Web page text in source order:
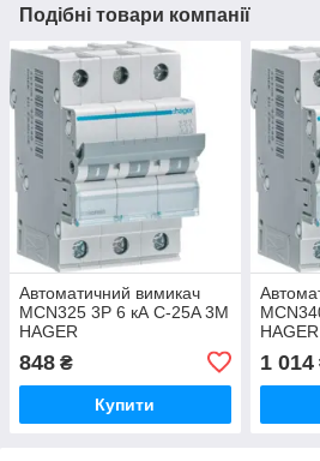
Подібні товари компанії
Автоматичний вимикач
MCN325 3P 6 кА C-25A 3M
HAGER
848 ₴
Купити
HAGER
1 014